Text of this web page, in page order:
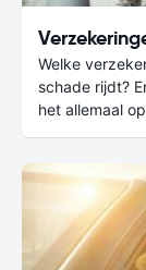
Welke
schade rijdt?
het allemaal